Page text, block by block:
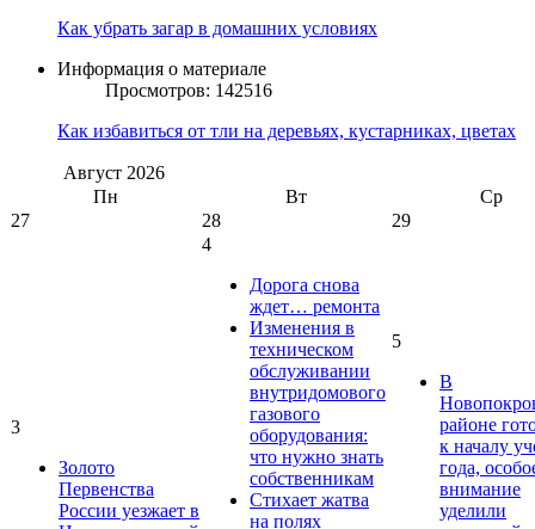
Как убрать загар в домашних условиях
Информация о материале
Просмотров: 142516
Как избавиться от тли на деревьях, кустарниках, цветах
Август 2026
Пн
Вт
Ср
27
28 29
3
Золото
Первенства
России уезжает в
4
Дорога снова
ждет… ремонта
Изменения в
техническом
обслуживании
внутридомового
газового
оборудования:
что нужно знать
собственникам
Стихает жатва
на полях
5
В
районе
к началу
года,
внимание
уделили